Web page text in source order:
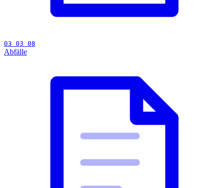
03 03 08
Abfälle